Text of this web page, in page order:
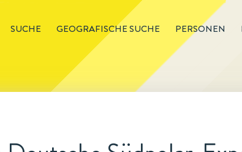
SUCHE GEOGRAFISCHE SUCHE PERSONEN